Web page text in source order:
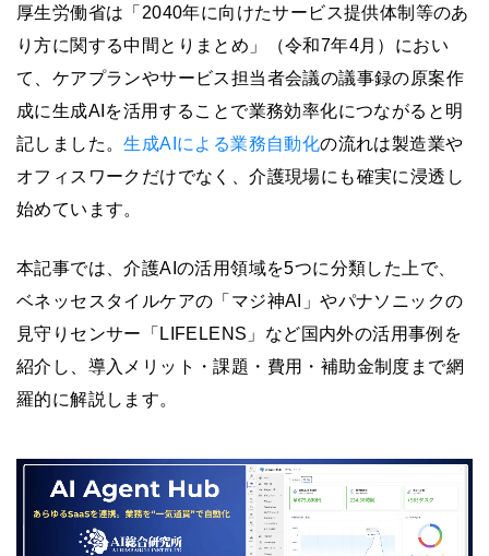
厚生労働省は「2040年に向けたサービス提供体制等のあ
り方に関する中間とりまとめ」（令和7年4月）におい
て、ケアプランやサービス担当者会議の議事録の原案作
成に生成AIを活用することで業務効率化につながると明
記しました。生成AIによる業務自動化の流れは製造業や
オフィスワークだけでなく、介護現場にも確実に浸透し
始めています。
本記事では、介護AIの活用領域を5つに分類した上で、
ベネッセスタイルケアの「マジ神AI」やパナソニックの
見守りセンサー「LIFELENS」など国内外の活用事例を
紹介し、導入メリット・課題・費用・補助金制度まで網
羅的に解説します。